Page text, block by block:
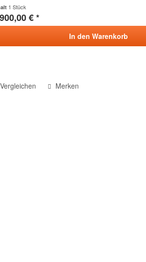
1 Stück
€ *
In den Warenkorb
Vergleichen Merken